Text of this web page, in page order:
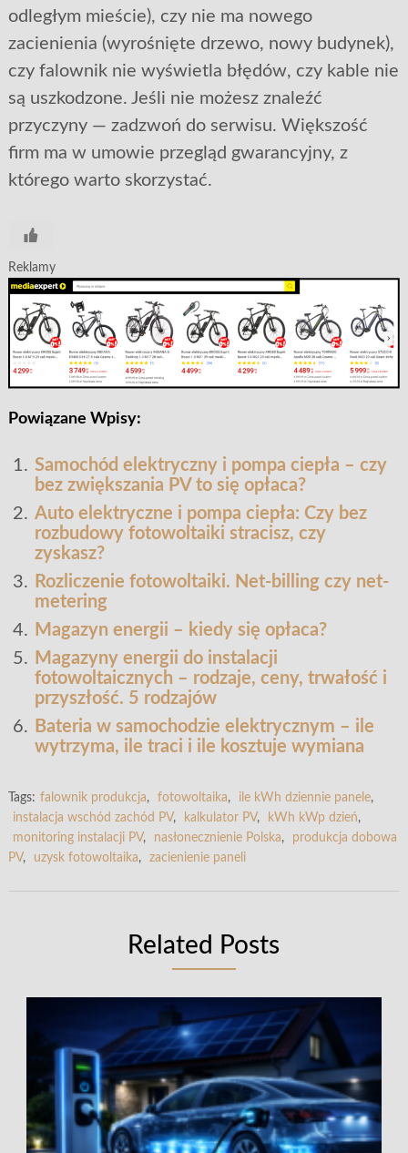
odległym mieście), czy nie ma nowego
zacienienia (wyrośnięte drzewo, nowy budynek),
czy falownik nie wyświetla błędów, czy kable nie
są uszkodzone. Jeśli nie możesz znaleźć
przyczyny — zadzwoń do serwisu. Większość
firm ma w umowie przegląd gwarancyjny, z
którego warto skorzystać.
Reklamy
Powiązane Wpisy:
Samochód elektryczny i pompa ciepła – czy
bez zwiększania PV to się opłaca?
Auto elektryczne i pompa ciepła: Czy bez
rozbudowy fotowoltaiki stracisz, czy
zyskasz?
Rozliczenie fotowoltaiki. Net-billing czy net-
metering
Magazyn energii – kiedy się opłaca?
Magazyny energii do instalacji
fotowoltaicznych – rodzaje, ceny, trwałość i
przyszłość. 5 rodzajów
Bateria w samochodzie elektrycznym – ile
wytrzyma, ile traci i ile kosztuje wymiana
Tags: falownik produkcja, fotowoltaika, ile kWh dziennie panele,
instalacja wschód zachód PV, kalkulator PV, kWh kWp dzień,
monitoring instalacji PV, nasłonecznienie Polska,
produkcja dobowa
PV, uzysk fotowoltaika, zacienienie paneli
Related Posts